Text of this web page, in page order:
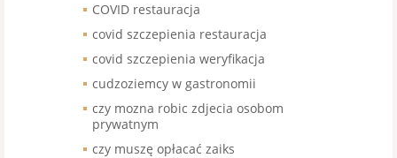
COVID restauracja
covid szczepienia restauracja
covid szczepienia weryfikacja
cudzoziemcy w gastronomii
czy mozna robic zdjecia osobom
prywatnym
czy muszę opłacać zaiks